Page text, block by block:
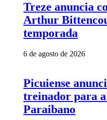
Treze anuncia
Arthur
temporada
6 de agosto de 2026
Picuiense
treinador para a
Paraibano